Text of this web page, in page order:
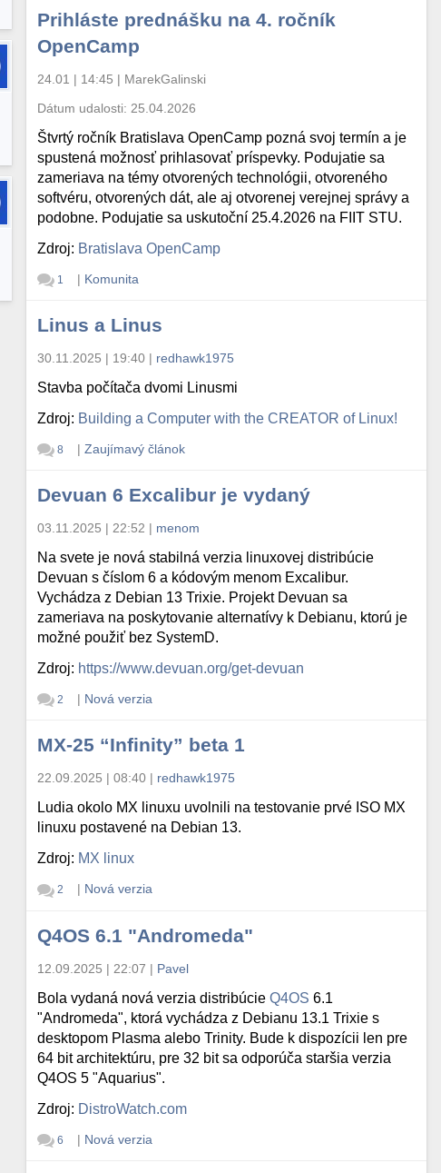
Prihláste prednášku na 4. ročník
OpenCamp
24.01 | 14:45 | MarekGalinski
Dátum udalosti: 25.04.2026
Štvrtý ročník Bratislava OpenCamp pozná svoj termín a je
spustená možnosť prihlasovať príspevky. Podujatie sa
zameriava na témy otvorených technológii, otvoreného
softvéru, otvorených dát, ale aj otvorenej verejnej správy a
podobne. Podujatie sa uskutoční 25.4.2026 na FIIT STU.
Zdroj: Bratislava OpenCamp
1 | Komunita
Linus a Linus
30.11.2025 | 19:40 | redhawk1975
Stavba počítača dvomi Linusmi
Zdroj: Building a Computer with the CREATOR of Linux!
8 | Zaujímavý článok
Devuan 6 Excalibur je vydaný
03.11.2025 | 22:52 | menom
Na svete je nová stabilná verzia linuxovej distribúcie
Devuan s číslom 6 a kódovým menom Excalibur.
Vychádza z Debian 13 Trixie. Projekt Devuan sa
zameriava na poskytovanie alternatívy k Debianu, ktorú je
možné použiť bez SystemD.
Zdroj: https://www.devuan.org/get-devuan
2 | Nová verzia
MX-25 “Infinity” beta 1
22.09.2025 | 08:40 | redhawk1975
Ludia okolo MX linuxu uvolnili na testovanie prvé ISO MX
linuxu postavené na Debian 13.
Zdroj: MX linux
2 | Nová verzia
Q4OS 6.1 "Andromeda"
12.09.2025 | 22:07 | Pavel
Bola vydaná nová verzia distribúcieQ4OS 6.1
"Andromeda", ktorá vychádza z Debianu 13.1 Trixie s
desktopom Plasma alebo Trinity. Bude k dispozícii len pre
64 bit architektúru, pre 32 bit sa odporúča staršia verzia
Q4OS 5 "Aquarius".
Zdroj: DistroWatch.com
6 | Nová verzia